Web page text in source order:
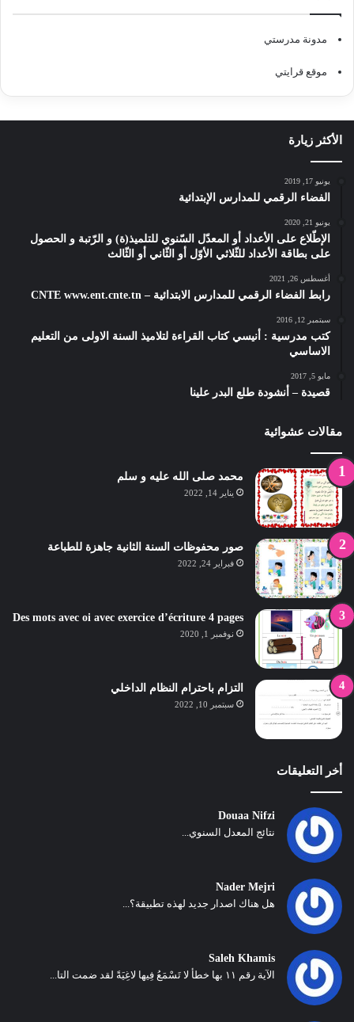
مدونة مدرستي
موقع قرايتي
الأكثر زيارة
يونيو 17, 2019
الفضاء الرقمي للمدارس الإبتدائية
يونيو 21, 2020
الإطّلاع على الأعداد أو المعدّل السّنوي للتلميذ(ة) و الرّتبة و الحصول
على بطاقة الأعداد للثّلاثي الأوّل أو الثّاني أو الثّالث
أغسطس 26, 2021
رابط الفضاء الرقمي للمدارس الابتدائية – CNTE www.ent.cnte.tn
سبتمبر 12, 2016
كتب مدرسية : أنيسي كتاب القراءة لتلاميذ السنة الاولى من التعليم
الاساسي
مايو 5, 2017
قصيدة – أنشودة طلع البدر علينا
مقالات عشوائية
محمد صلى الله عليه و سلم
يناير 14, 2022
صور محفوظات السنة الثانية جاهزة للطباعة
فبراير 24, 2022
Des mots avec oi avec exercice d’écriture 4 pages
نوفمبر 1, 2020
التزام باحترام النظام الداخلي
سبتمبر 10, 2022
أخر التعليقات
Douaa Nifzi
نتائج المعدل السنوي...
Nader Mejri
هل هناك اصدار جديد لهذه تطبيقة؟...
Saleh Khamis
الآية رقم ١١ بها خطأ لا تَسْمَعُ فِيها لاغِيَةً لقد ضمت التا...